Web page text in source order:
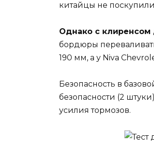
китайцы не
Однако с клиренсом
бордюры
190 мм, а у Niva
Безопасность в
безопасности (2
усилия тормозов.